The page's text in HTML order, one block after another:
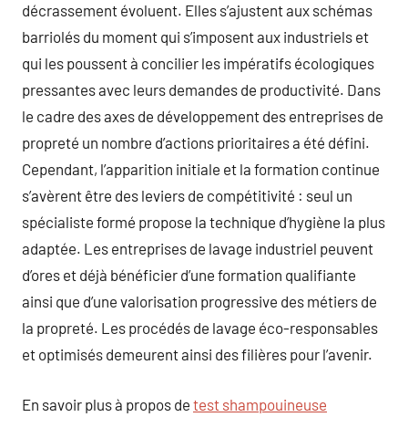
décrassement évoluent. Elles s’ajustent aux schémas
barriolés du moment qui s’imposent aux industriels et
qui les poussent à concilier les impératifs écologiques
pressantes avec leurs demandes de productivité. Dans
le cadre des axes de développement des entreprises de
propreté un nombre d’actions prioritaires a été défini.
Cependant, l’apparition initiale et la formation continue
s’avèrent être des leviers de compétitivité : seul un
spécialiste formé propose la technique d’hygiène la plus
adaptée. Les entreprises de lavage industriel peuvent
d’ores et déjà bénéficier d’une formation qualifiante
ainsi que d’une valorisation progressive des métiers de
la propreté. Les procédés de lavage éco-responsables
et optimisés demeurent ainsi des filières pour l’avenir.
En savoir plus à propos de test shampouineuse